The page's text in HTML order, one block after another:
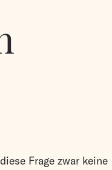
Frage zwar keine